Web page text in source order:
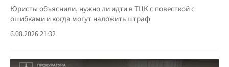
Юристы объяснили, нужно ли идти в ТЦК с повесткой с
ошибками и когда могут наложить штраф
6.08.2026 21:32